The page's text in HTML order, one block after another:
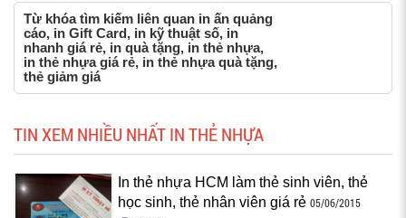
Từ khóa tìm kiếm liên quan in ấn quảng
cáo, in Gift Card, in kỹ thuật số, in
nhanh giá rẻ, in quà tặng, in thẻ nhựa,
in thẻ nhựa giá rẻ, in thẻ nhựa quà tặng,
thẻ giảm giá
TIN XEM NHIỀU NHẤT IN THẺ NHỰA
In thẻ nhựa HCM làm thẻ sinh viên, thẻ
học sinh, thẻ nhân viên giá rẻ 05/06/2015